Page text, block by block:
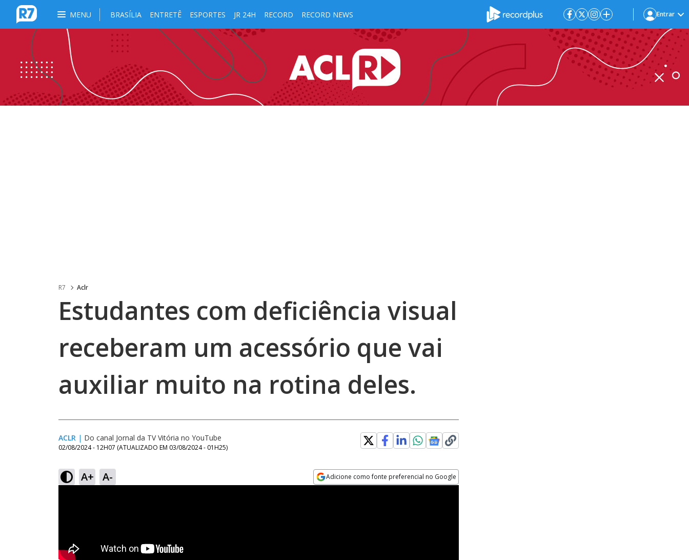
MENU BRASÍLIA ENTRETÊ ESPORTES JR 24H RECORD RECORD NEWS Entrar
R7 Aclr
Estudantes com deficiência visual
receberam um acessório que vai
auxiliar muito na rotina deles.
ACLR | Do canal Jornal da TV Vitória no YouTube
02/08/2024 - 12H07 (ATUALIZADO EM 03/08/2024 - 01H25)
A+ A- Adicione como fonte preferencial no Google